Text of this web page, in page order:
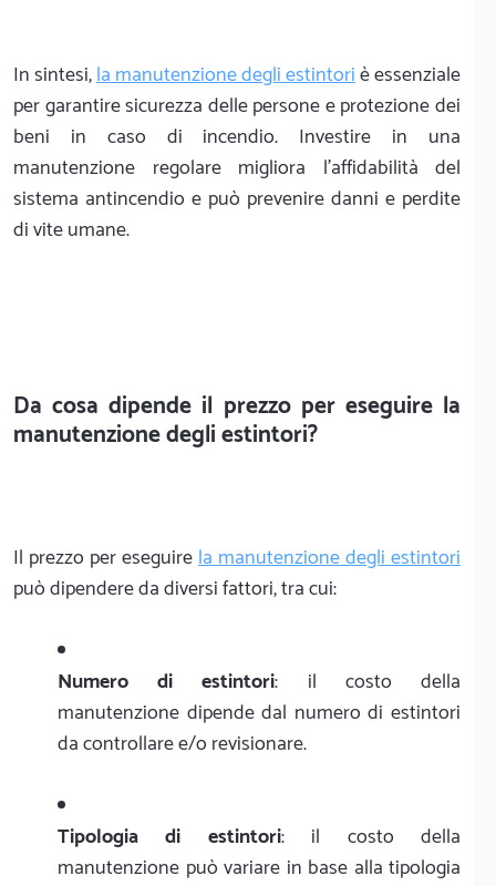
In sintesi,la manutenzione degli estintoriè essenziale
per garantire sicurezza delle persone e protezione dei
beni in caso di incendio. Investire in una
manutenzione regolare migliora l'affidabilità del
sistema antincendio e può prevenire danni e perdite
di vite umane.
Da cosa dipende il prezzo per eseguire la
manutenzione degli estintori?
Il prezzo per eseguirela manutenzione degli estintori
può dipendere da diversi fattori, tra cui:
Numero di estintori: il costo della
manutenzione dipende dal numero di estintori
da controllare e/o revisionare.
Tipologia di estintori: il costo della
manutenzione può variare in base alla tipologia